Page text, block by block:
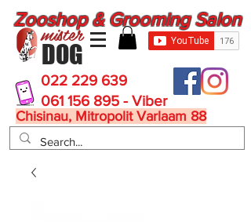
DOG
mister
Zooshop & Grooming Salon
022 229 639
061 156 895 - Viber
Chisinau, Mitropolit Varlaam 88